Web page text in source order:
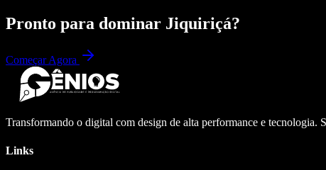
Pronto para dominar Jiquiriçá?
Começar Agora
Transformando o digital com design de alta performance e tecnologia.
Links